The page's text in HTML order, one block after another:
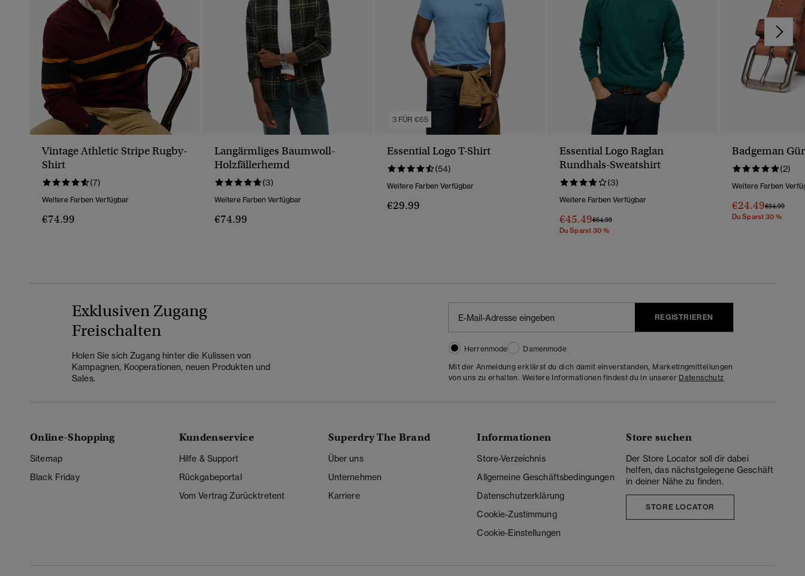
Vintage Athletic Stripe Rugby-
Shirt
(7)
Weitere Farben Verfügbar
€74.99
Langärmliges Baumwoll-
Holzfällerhemd
(3)
Weitere Farben Verfügbar
€74.99
3 FÜR €65
Essential Logo T-Shirt
(54)
Weitere Farben Verfügbar
€29.99
Essential Logo Raglan
Rundhals-Sweatshirt
(3)
Weitere Farben Verfügbar
€45.49Preis Wurde Reduziert Von
€64.99Bis
Du Sparst 30 %
Badgeman
(2)
Weitere Farben
€24.49Preis Wurde
€34.99Bis
Du Sparst 30 %
Exklusiven Zugang
Freischalten
Holen Sie sich Zugang hinter die Kulissen von
Kampagnen, Kooperationen, neuen Produkten und
Sales.
REGISTRIEREN
Herrenmode
Damenmode
Mit der Anmeldung erklärst du dich damit einverstanden, Marketingmitteilungen
von uns zu erhalten. Weitere Informationen findest du in unserer Datenschutz
Online-Shopping
Sitemap
Black Friday
Kundenservice
Hilfe & Support
Rückgabeportal
Vom Vertrag Zurücktretent
Superdry The Brand
Über uns
Unternehmen
Karriere
Informationen
Store-Verzeichnis
Allgemeine Geschäftsbedingungen
Datenschutzerklärung
Cookie-Zustimmung
Cookie-Einstellungen
Store suchen
Der Store Locator soll dir dabei
helfen, das nächstgelegene Geschäft
in deiner Nähe zu finden.
STORE LOCATOR